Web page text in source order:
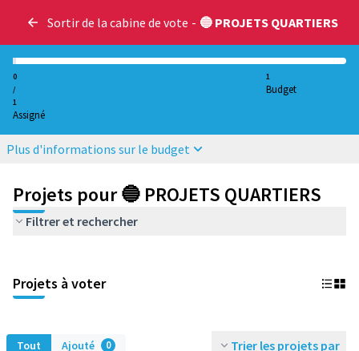
Sortir de la cabine de vote - 🔵 PROJETS QUARTIERS
0
/
1
Assigné
1
Budget
Plus d'informations sur le budget
Projets pour 🔵 PROJETS QUARTIERS
Filtrer et rechercher
Projets à voter
Tout Ajouté 0 Trier les projets par